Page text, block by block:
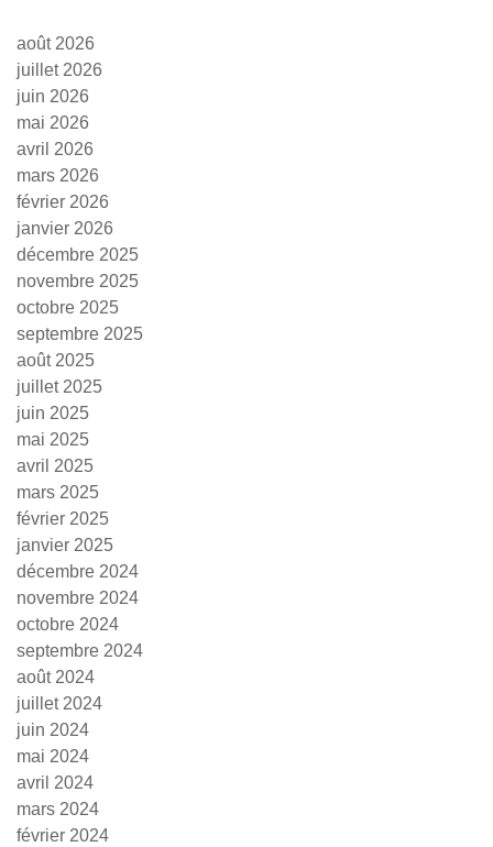
août 2026
juillet 2026
juin 2026
mai 2026
avril 2026
mars 2026
février 2026
janvier 2026
décembre 2025
novembre 2025
octobre 2025
septembre 2025
août 2025
juillet 2025
juin 2025
mai 2025
avril 2025
mars 2025
février 2025
janvier 2025
décembre 2024
novembre 2024
octobre 2024
septembre 2024
août 2024
juillet 2024
juin 2024
mai 2024
avril 2024
mars 2024
février 2024